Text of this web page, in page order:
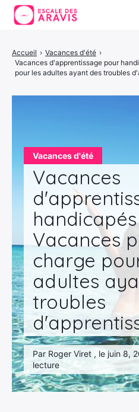
Vacances d'été
Vacances
handicapés
Vacances
charge
adultes
troubles
Par Roger Viret , le juin 8,
lecture
Accueil › Vacances d'été ›
Vacances d'apprentissage pour
pour les adultes ayant des troubles
Vacances d’été
Vacances en Espagne